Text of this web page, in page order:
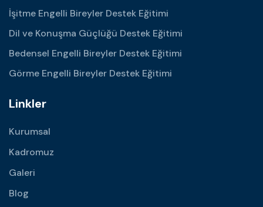
İşitme Engelli Bireyler Destek Eğitimi
Dil ve Konuşma Güçlüğü Destek Eğitimi
Bedensel Engelli Bireyler Destek Eğitimi
Görme Engelli Bireyler Destek Eğitimi
Linkler
Kurumsal
Kadromuz
Galeri
Blog